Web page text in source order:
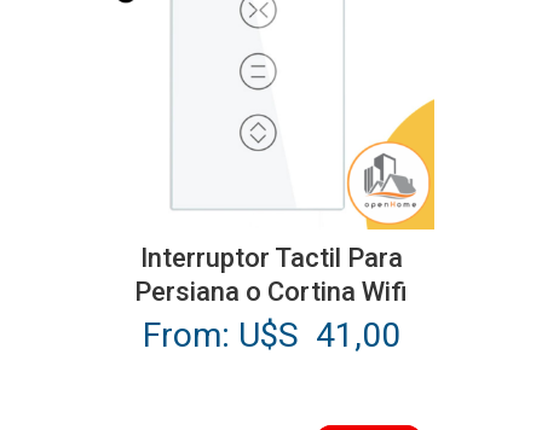
Este
variantes.
Interruptor Tactil Para
Persiana o Cortina Wifi
From: U$S 41,00